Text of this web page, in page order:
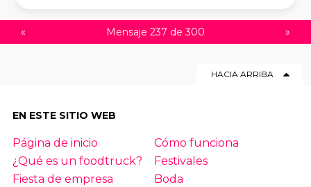
« Mensaje 237 de 300 »
HACIA ARRIBA
EN ESTE SITIO WEB
Página de inicio
Cómo funciona
¿Qué es un foodtruck?
Festivales
Fiesta de empresa
Boda